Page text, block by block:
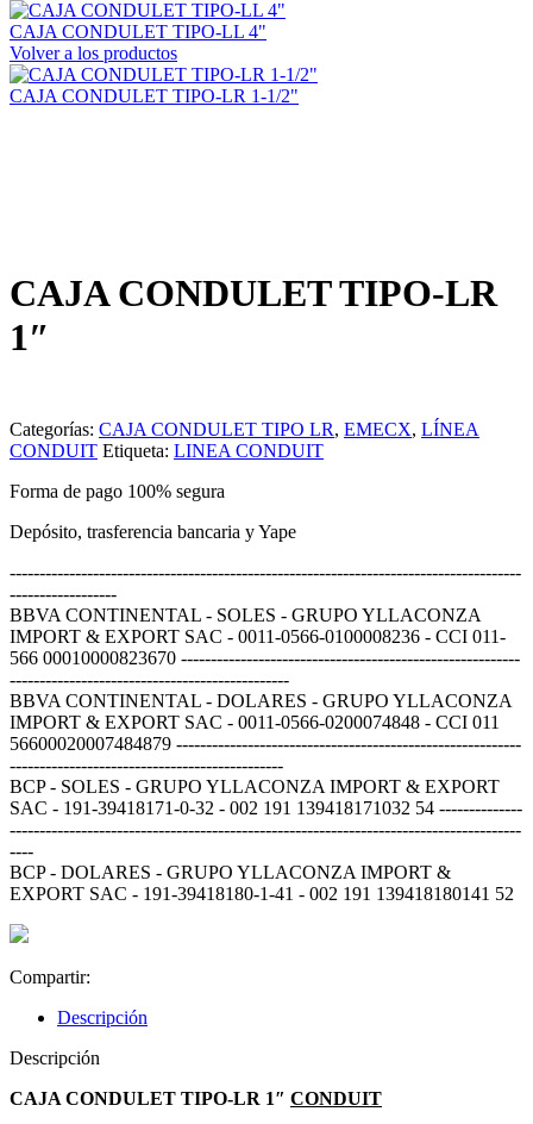
CAJA CONDULET TIPO-LL 4"
Volver a los productos
CAJA CONDULET TIPO-LR 1-1/2"
CAJA CONDULET TIPO-LR
1″
Categorías: CAJA CONDULET TIPO LR, EMECX, LÍNEA
CONDUIT Etiqueta: LINEA CONDUIT
Forma de pago 100% segura
Depósito, trasferencia bancaria y Yape
--------------------------------------------------------------------------------------
------------------
BBVA CONTINENTAL - SOLES - GRUPO YLLACONZA
IMPORT & EXPORT SAC - 0011-0566-0100008236 - CCI 011-
566 00010000823670 ---------------------------------------------------------
-----------------------------------------------
BBVA CONTINENTAL - DOLARES - GRUPO YLLACONZA
IMPORT & EXPORT SAC - 0011-0566-0200074848 - CCI 011
56600020007484879 ----------------------------------------------------------
----------------------------------------------
BCP - SOLES - GRUPO YLLACONZA IMPORT & EXPORT
SAC - 191-39418171-0-32 - 002 191 139418171032 54 --------------
--------------------------------------------------------------------------------------
----
BCP - DOLARES - GRUPO YLLACONZA IMPORT &
EXPORT SAC - 191-39418180-1-41 - 002 191 139418180141 52
Compartir:
Descripción
Descripción
CAJA CONDULET TIPO-LR 1″ CONDUIT